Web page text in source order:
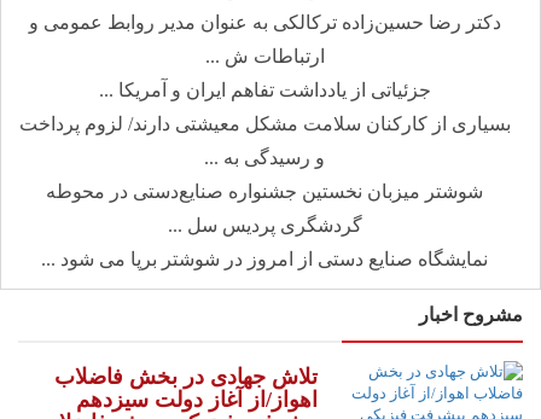
دکتر رضا حسین‌زاده ترکالکی به عنوان مدیر روابط عمومی و
ارتباطات ش ...
جزئیاتی از یادداشت تفاهم ایران و آمریکا ...
بسیاری از کارکنان سلامت مشکل معیشتی دارند/ لزوم پرداخت
و رسیدگی به ...
شوشتر میزبان نخستین جشنواره صنایع‌دستی در محوطه
گردشگری پردیس سل ...
نمایشگاه صنایع دستی از امروز در شوشتر برپا می شود ...
مشروح اخبار
تلاش جهادی در بخش فاضلاب
اهواز/از آغاز دولت سیزدهم